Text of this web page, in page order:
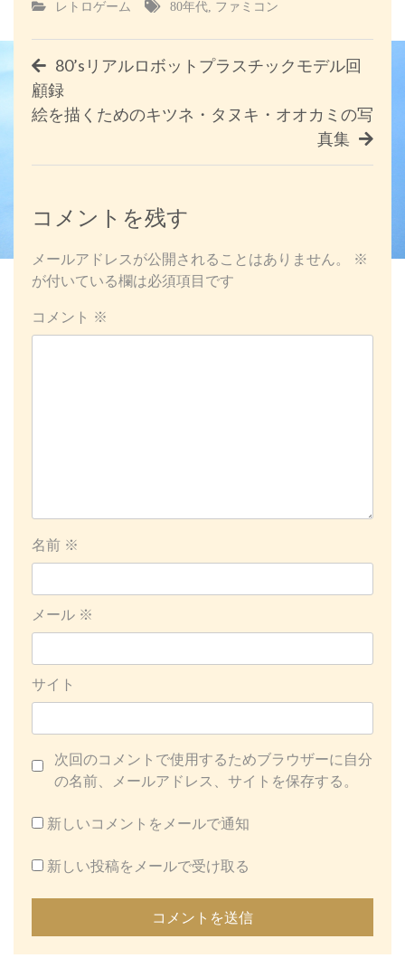
レトロゲーム 80年代, ファミコン
投
稿
ゲ
ー
ョ
80’sリアルロボットプラスチックモデル回
顧録
絵を描くためのキツネ・タヌキ・オオカミの写
真集
コメントを残す
メールアドレスが公開されることはありません。
※
が付いている欄は必須項目です
コメント ※
名前 ※
メール ※
サイト
次回のコメントで使用するためブラウザーに自分
の名前、メールアドレス、サイトを保存する。
新しいコメントをメールで通知
新しい投稿をメールで受け取る